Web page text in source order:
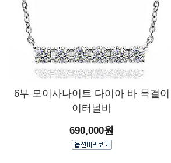
6부 모이사나이트 다이아 바 목걸이
이터널바
690,000원